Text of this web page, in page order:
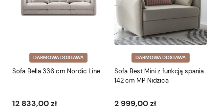
DARMOWA DOSTAWA
Sofa Bella 336 cm Nordic Line
12 833,00 zł
DARMOWA DOSTAWA
Sofa Best Mini z funkcją spania
142 cm MP Nidzica
2 999,00 zł